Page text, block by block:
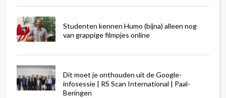
Studenten kennen Humo (bijna) alleen nog
van grappige filmpjes online
Dit moet je onthouden uit de Google-
infosessie | RS Scan International | Paal-
Beringen